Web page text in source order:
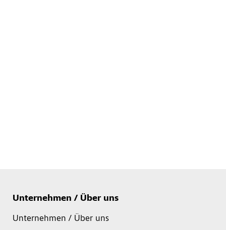
Unternehmen / Über uns
Unternehmen / Über uns